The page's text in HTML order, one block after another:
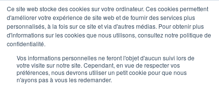
Ce site web stocke des cookies sur votre ordinateur. Ces cookies permettent
d'améliorer votre expérience de site web et de fournir des services plus
personnalisés, à la fois sur ce site et via d'autres médias. Pour obtenir plus
d'informations sur les cookies que nous utilisons, consultez notre politique de
confidentialité.
Vos informations personnelles ne feront l'objet d'aucun suivi lors de
votre visite sur notre site. Cependant, en vue de respecter vos
préférences, nous devrons utiliser un petit cookie pour que nous
n'ayons pas à vous les redemander.
Session d'information
défi d'été